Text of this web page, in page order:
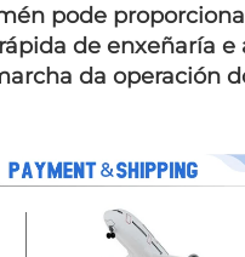
pode
de enxeñaría e
da operación